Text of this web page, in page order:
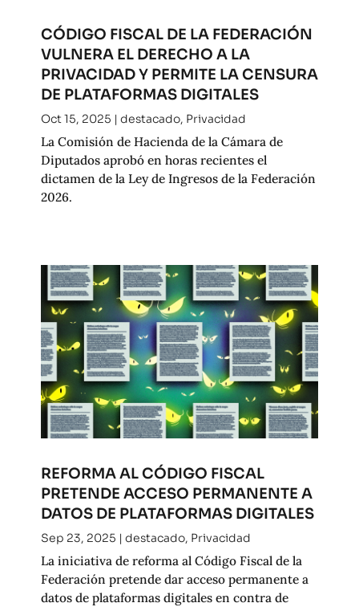
CÓDIGO FISCAL DE LA FEDERACIÓN
VULNERA EL DERECHO A LA
PRIVACIDAD Y PERMITE LA CENSURA
DE PLATAFORMAS DIGITALES
Oct 15, 2025 | destacado, Privacidad
La Comisión de Hacienda de la Cámara de
Diputados aprobó en horas recientes el
dictamen de la Ley de Ingresos de la Federación
2026.
REFORMA AL CÓDIGO FISCAL
PRETENDE ACCESO PERMANENTE A
DATOS DE PLATAFORMAS DIGITALES
Sep 23, 2025 | destacado, Privacidad
La iniciativa de reforma al Código Fiscal de la
Federación pretende dar acceso permanente a
datos de plataformas digitales en contra de